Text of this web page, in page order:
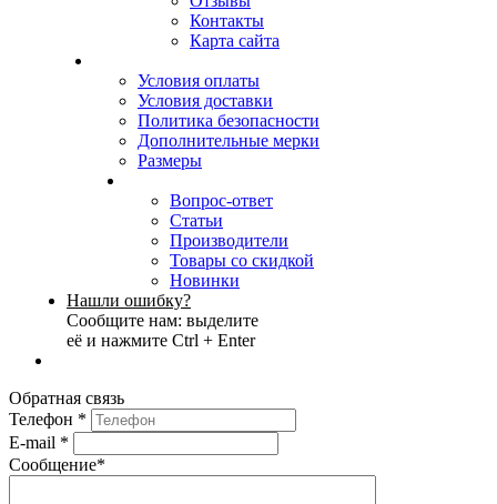
Контакты
Карта сайта
Условия оплаты
Условия доставки
Политика безопасности
Дополнительные мерки
Размеры
Вопрос-ответ
Статьи
Производители
Товары со скидкой
Новинки
Нашли ошибку?
Сообщите нам: выделите
её и нажмите Ctrl + Enter
Обратная связь
Телефон *
E-mail *
Сообщение*